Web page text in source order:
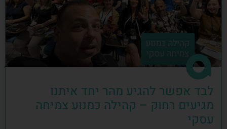
לבד אפשר להגיע מהר יחד איתנו
מגיעים רחוק – קהילה כמנוע צמיחה
עסקי